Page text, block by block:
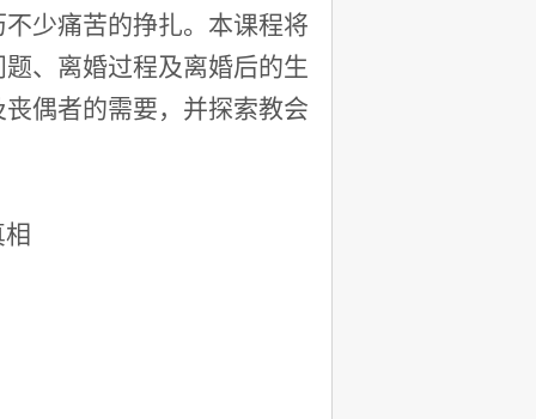
少痛苦的挣扎。本课程将
、离婚过程及离婚后的生
偶者的需要，并探索教会